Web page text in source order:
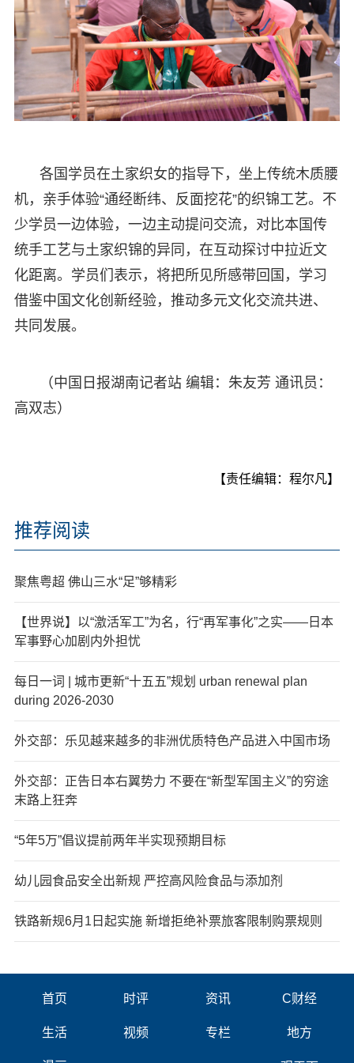
各国学员在土家织女的指导下，坐上传统木质腰
机，亲手体验“通经断纬、反面挖花”的织锦工艺。不
少学员一边体验，一边主动提问交流，对比本国传
统手工艺与土家织锦的异同，在互动探讨中拉近文
化距离。学员们表示，将把所见所感带回国，学习
借鉴中国文化创新经验，推动多元文化交流共进、
共同发展。
（中国日报湖南记者站 编辑：朱友芳 通讯员：
高双志）
【责任编辑：程尔凡】
推荐阅读
聚焦粤超 佛山三水“足”够精彩
【世界说】以“激活军工”为名，行“再军事化”之实——日本
军事野心加剧内外担忧
每日一词 | 城市更新“十五五”规划 urban renewal plan
during 2026-2030
外交部：乐见越来越多的非洲优质特色产品进入中国市场
外交部：正告日本右翼势力 不要在“新型军国主义”的穷途
末路上狂奔
“5年5万”倡议提前两年半实现预期目标
幼儿园食品安全出新规 严控高风险食品与添加剂
铁路新规6月1日起实施 新增拒绝补票旅客限制购票规则
首页 时评 资讯 C财经
生活 视频 专栏 地方